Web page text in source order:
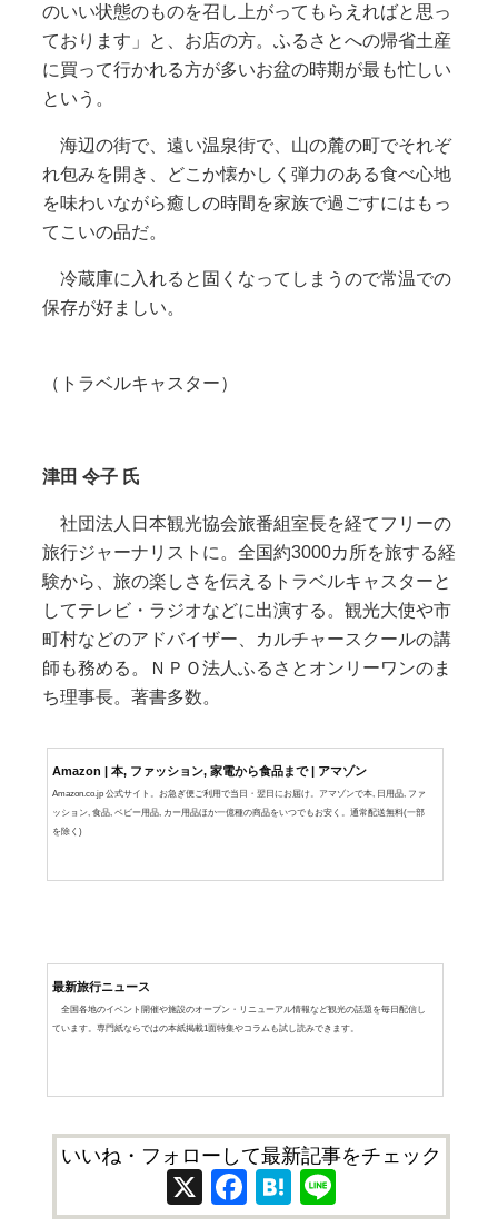
のいい状態のものを召し上がってもらえればと思っ
ております」と、お店の方。ふるさとへの帰省土産
に買って行かれる方が多いお盆の時期が最も忙しい
という。
海辺の街で、遠い温泉街で、山の麓の町でそれぞ
れ包みを開き、どこか懐かしく弾力のある食べ心地
を味わいながら癒しの時間を家族で過ごすにはもっ
てこいの品だ。
冷蔵庫に入れると固くなってしまうので常温での
保存が好ましい。
（トラベルキャスター）
津田 令子 氏
社団法人日本観光協会旅番組室長を経てフリーの
旅行ジャーナリストに。全国約3000カ所を旅する経
験から、旅の楽しさを伝えるトラベルキャスターと
してテレビ・ラジオなどに出演する。観光大使や市
町村などのアドバイザー、カルチャースクールの講
師も務める。ＮＰＯ法人ふるさとオンリーワンのま
ち理事長。著書多数。
Amazon | 本, ファッション, 家電から食品まで | アマゾン
Amazon.co.jp 公式サイト。お急ぎ便ご利用で当日・翌日にお届け。アマゾンで本, 日用品, ファ
ッション, 食品, ベビー用品, カー用品ほか一億種の商品をいつでもお安く。通常配送無料(一部
を除く)
最新旅行ニュース
全国各地のイベント開催や施設のオープン・リニューアル情報など観光の話題を毎日配信し
ています。専門紙ならではの本紙掲載1面特集やコラムも試し読みできます。
いいね・フォローして最新記事をチェック
X Facebook
Hatena